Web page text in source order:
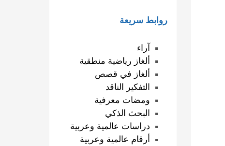
روابط سريعة
آراء
ألغاز رياضية منطقية
ألغاز في قصص
التفكير الناقد
ومضات معرفية
البحث الذكي
دراسات عالمية وعربية
أرقام عالمية وعربية